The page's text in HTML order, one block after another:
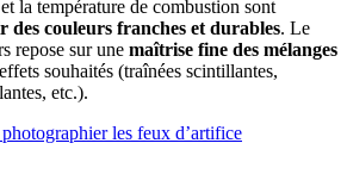
la température de combustion sont
des couleurs franches et durables. Le
repose sur une maîtrise fine des mélanges
souhaités (traînées scintillantes,
etc.).
les feux d’artifice